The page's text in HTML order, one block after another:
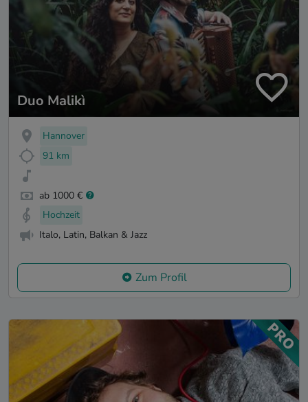
Duo Malikì
Hannover
91 km
ab 1000 €
Hochzeit
Italo, Latin, Balkan & Jazz
Zum Profil